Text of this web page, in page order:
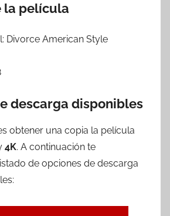
la película
Divorce American Style
descarga disponibles
obtener una copia la película
4K. A continuación te
de opciones de descarga